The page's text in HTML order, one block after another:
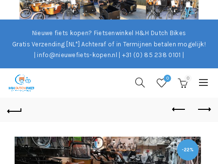
Nieuwe fiets kopen? Fietsenwinkel H&H Dutch Bikes
Gratis Verzending [NL*] Achteraf of in Termijnen betalen mogelijk!
| info@nieuwefiets-kopen.nl | +31 (0) 85 238 0101 |
0 0
-22%